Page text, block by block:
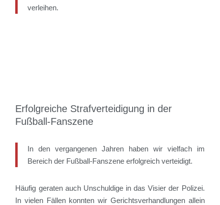
verleihen.
Erfolgreiche Strafverteidigung in der
Fußball-Fanszene
In den vergangenen Jahren haben wir vielfach im
Bereich der Fußball-Fanszene erfolgreich verteidigt.
Häufig geraten auch Unschuldige in das Visier der Polizei.
In vielen Fällen konnten wir Gerichtsverhandlungen allein